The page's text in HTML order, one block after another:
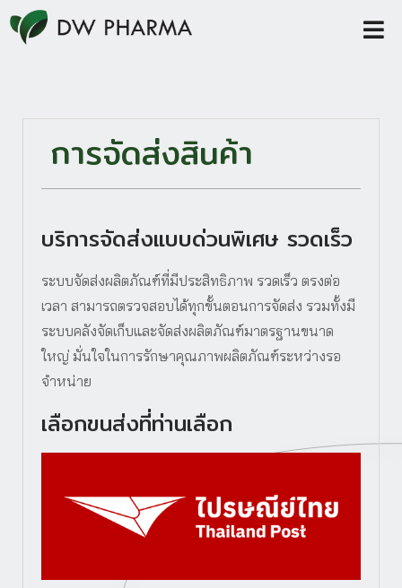
การจัดส่งสินค้า
บริการจัดส่งแบบด่วนพิเศษ รวดเร็ว
ระบบจัดส่งผลิตภัณฑ์ที่มีประสิทธิภาพ รวดเร็ว ตรงต่อ
เวลา สามารถตรวจสอบได้ทุกขั้นตอนการจัดส่ง รวมทั้งมี
ระบบคลังจัดเก็บและจัดส่งผลิตภัณฑ์มาตรฐานขนาด
ใหญ่ มั่นใจในการรักษาคุณภาพผลิตภัณฑ์ระหว่างรอ
จำหน่าย
เลือกขนส่งที่ท่านเลือก